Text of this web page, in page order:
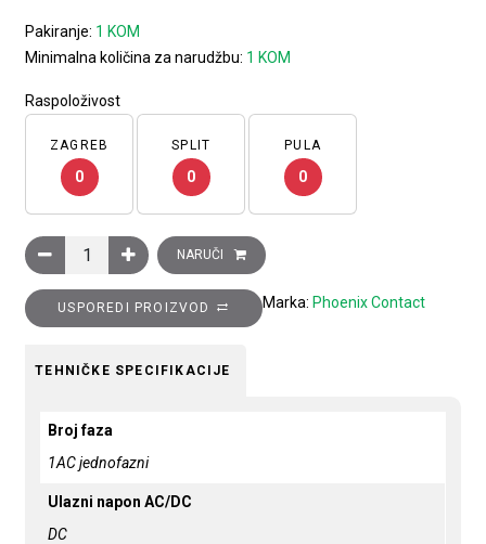
Pakiranje: 1 KOM
Minimalna količina za narudžbu: 1 KOM
Raspoloživost
ZAGREB
0
SPLIT
0
PULA
0
Ispravljač STEP POWER, ulaz: 1 faza, izlaz: 24 V DC/4.2 A,
NARUČI
USPOREDI PROIZVOD Marka: Phoenix Contact
TEHNIČKE SPECIFIKACIJE
Broj faza
1AC jednofazni
Ulazni napon AC/DC
DC